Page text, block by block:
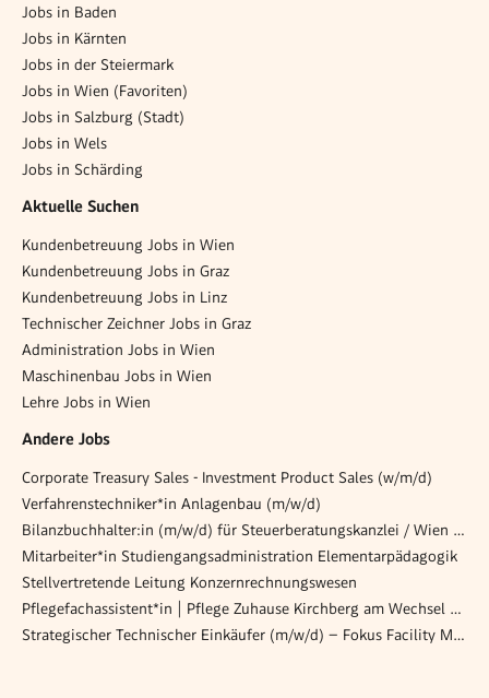
Jobs in Baden
Jobs in Kärnten
Jobs in der Steiermark
Jobs in Wien (Favoriten)
Jobs in Salzburg (Stadt)
Jobs in Wels
Jobs in Schärding
Aktuelle Suchen
Kundenbetreuung Jobs in Wien
Kundenbetreuung Jobs in Graz
Kundenbetreuung Jobs in Linz
Technischer Zeichner Jobs in Graz
Administration Jobs in Wien
Maschinenbau Jobs in Wien
Lehre Jobs in Wien
Andere Jobs
Corporate Treasury Sales - Investment Product Sales (w/m/d)
Verfahrenstechniker*in Anlagenbau (m/w/d)
Bilanzbuchhalter:in (m/w/d) für Steuerberatungskanzlei / Wien Innenstadt, flexible Arbeitszeiten
Mitarbeiter*in Studiengangsadministration Elementarpädagogik
Stellvertretende Leitung Konzernrechnungswesen
Pflegefachassistent*in | Pflege Zuhause Kirchberg am Wechsel & Gloggnitz
Strategischer Technischer Einkäufer (m/w/d) – Fokus Facility Management & IT